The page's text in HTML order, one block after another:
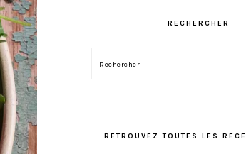
RECHERCHER
Rechercher
RETROUVEZ TOUTES LES